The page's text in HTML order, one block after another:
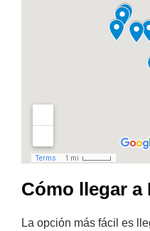
Cómo llegar a
La opción más fácil es